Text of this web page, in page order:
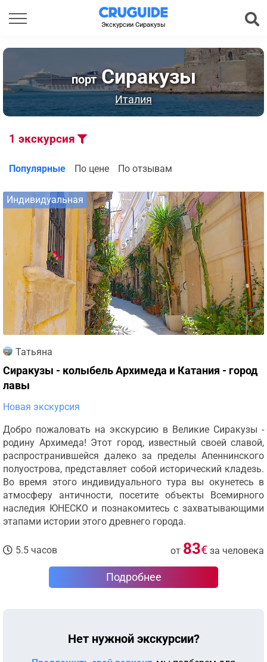
Экскурсии Сиракузы
портСиракузы
Италия
1 экскурсия
Популярные По цене По отзывам
Индивидуальная
Татьяна
Сиракузы - колыбель Архимеда и Катания - город
лавы
Новая экскурсия
Добро пожаловать на экскурсию в Великие Сиракузы -
родину Архимеда! Этот город, известный своей славой,
распространившейся далеко за пределы Апеннинского
полуострова, представляет собой исторический кладезь.
Во время этого индивидуального тура вы окунетесь в
атмосферу античности, посетите объекты Всемирного
наследия ЮНЕСКО и познакомитесь с захватывающими
этапами истории этого древнего города.
5.5 часов от 83€ за человека
Подробнее
Нет нужной экскурсии?